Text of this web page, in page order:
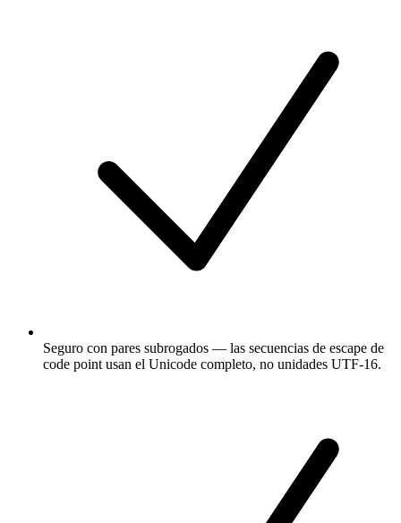
Seguro con pares subrogados — las secuencias de escape de
code point usan el Unicode completo, no unidades UTF-16.